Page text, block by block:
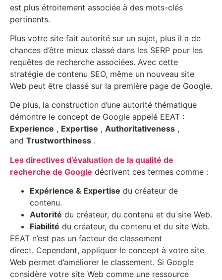
est plus étroitement associée à des mots-clés
pertinents.
Plus votre site fait autorité sur un sujet, plus il a de
chances d’être mieux classé dans les SERP pour les
requêtes de recherche associées. Avec cette
stratégie de contenu SEO, même un nouveau site
Web peut être classé sur la première page de Google.
De plus, la construction d’une autorité thématique
démontre le concept de Google appelé EEAT :
Experience , Expertise , Authoritativeness ,
and Trustworthiness .
Les directives d’évaluation de la qualité de
recherche de Google décrivent ces termes comme :
Expérience & Expertise du créateur de
contenu.
Autorité du créateur, du contenu et du site Web.
Fiabilité du créateur, du contenu et du site Web.
EEAT n’est pas un facteur de classement
direct. Cependant, appliquer le concept à votre site
Web permet d’améliorer le classement. Si Google
considère votre site Web comme une ressource